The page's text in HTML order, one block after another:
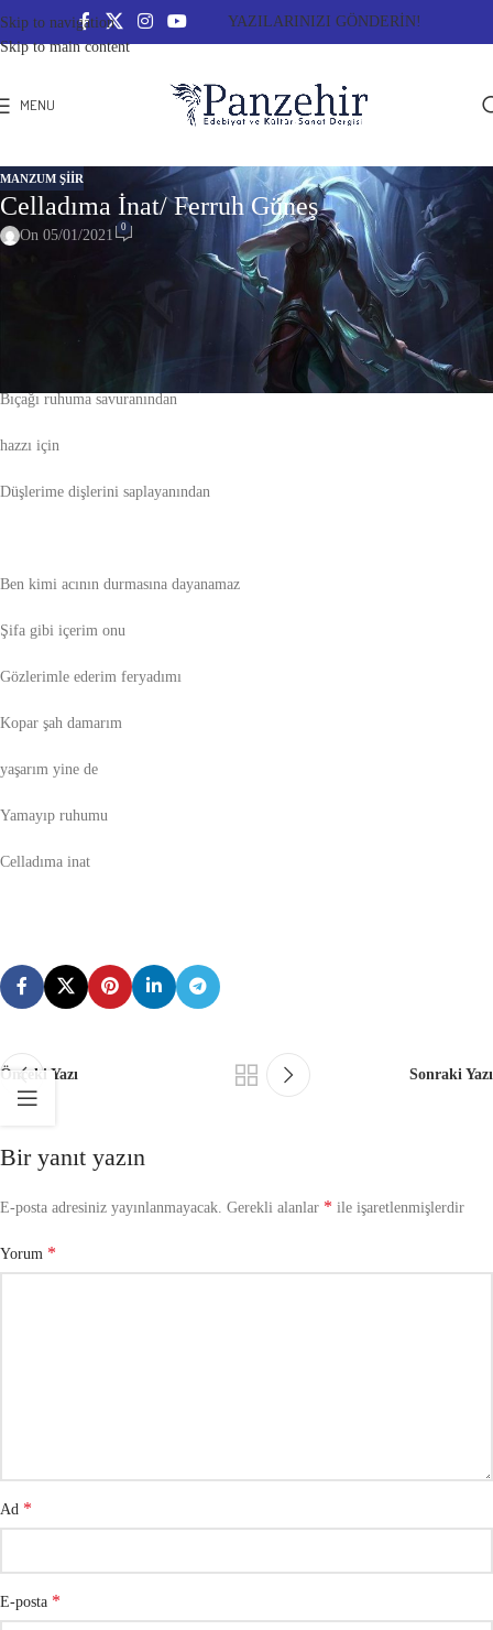
Skip to navigation
Skip to main content
YAZILARINIZI GÖNDERİN!
MENU
MANZUM ŞIIR
Celladıma İnat/ Ferruh Güneş
On 05/01/2021 0
Bıçağı ruhuma savuranından
hazzı için
Düşlerime dişlerini saplayanından
Ben kimi acının durmasına dayanamaz
Şifa gibi içerim onu
Gözlerimle ederim feryadımı
Kopar şah damarım
yaşarım yine de
Yamayıp ruhumu
Celladıma inat
Önceki Yazı Sonraki Yazı
Bir yanıt yazın
E-posta adresiniz yayınlanmayacak. Gerekli alanlar * ile işaretlenmişlerdir
Yorum *
Ad *
E-posta *